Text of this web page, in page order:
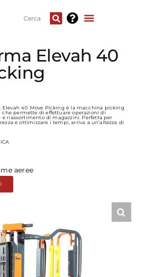
Elevah 40
Elevah 40 Move Picking è la macchina picking
permette di effettuare operazioni di
e riassortimento di magazzini. Perfetta per
e ottimizzare i tempi, arriva a un’altezza di
aeree